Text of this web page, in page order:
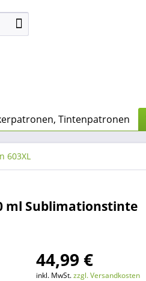
Tintenpatronen
603XL
ml Sublimationstinte
44,99 €
inkl. MwSt.zzgl. Versandkosten